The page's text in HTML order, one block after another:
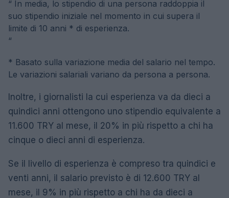
“ In media, lo stipendio di una persona raddoppia il
suo stipendio iniziale nel momento in cui supera il
limite di 10 anni * di esperienza.
“
* Basato sulla variazione media del salario nel tempo.
Le variazioni salariali variano da persona a persona.
Inoltre, i giornalisti la cui esperienza va da dieci a
quindici anni ottengono uno stipendio equivalente a
11.600 TRY al mese, il 20% in più rispetto a chi ha
cinque o dieci anni di esperienza.
Se il livello di esperienza è compreso tra quindici e
venti anni, il salario previsto è di 12.600 TRY al
mese, il 9% in più rispetto a chi ha da dieci a